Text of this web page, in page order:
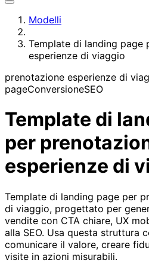
Modelli
Template di landing page
esperienze di viaggio
prenotazione esperienze di
pageConversioneSEO
Template di
per
esperienze di
Template di landing page per
di viaggio, progettato per
vendite con CTA chiare, UX
alla SEO. Usa questa struttura
comunicare il valore, creare
visite in azioni misurabili.